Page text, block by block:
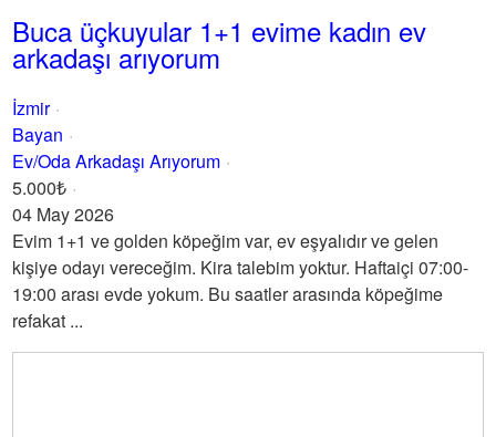
Buca üçkuyular 1+1 evime kadın ev
arkadaşı arıyorum
İzmir
Bayan
Ev/Oda Arkadaşı Arıyorum
5.000₺
04 May 2026
Evim 1+1 ve golden köpeğim var, ev eşyalıdır ve gelen
kişiye odayı vereceğim. Kira talebim yoktur. Haftaiçi 07:00-
19:00 arası evde yokum. Bu saatler arasında köpeğime
refakat ...